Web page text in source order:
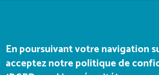
En poursuivant votre navigation
acceptez notre politique de